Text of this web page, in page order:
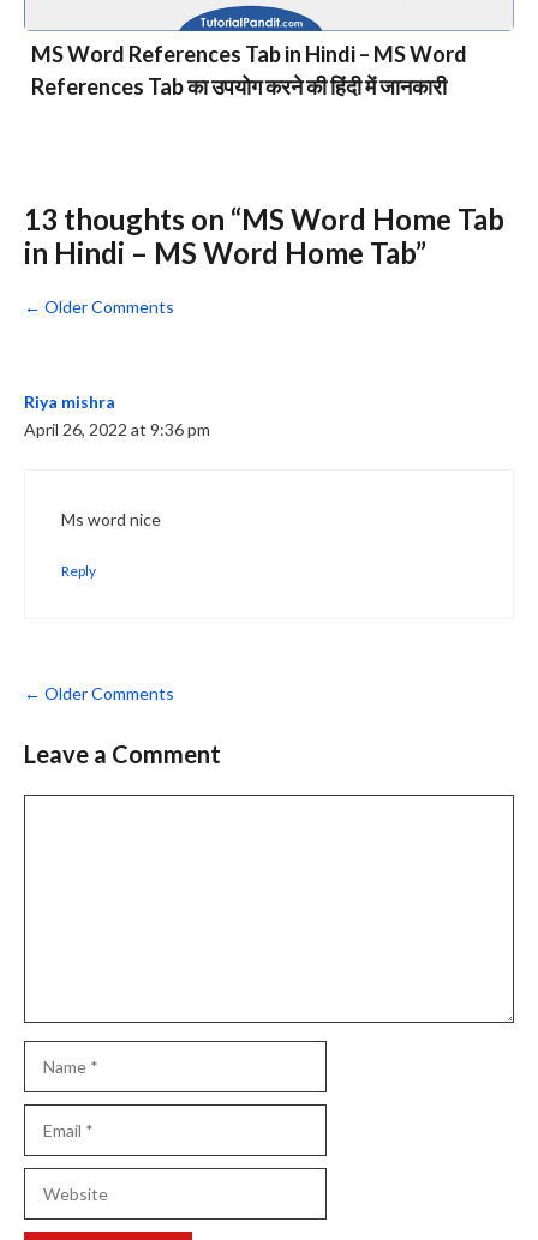
MS Word References Tab in Hindi – MS Word
References Tab का उपयोग करने की हिंदी में जानकारी
13 thoughts on “MS Word Home Tab
in Hindi – MS Word Home Tab”
Comment
← Older Comments
Riya mishra
April 26, 2022 at 9:36 pm
Ms word nice
Reply
Comment
← Older Comments
Leave a Comment